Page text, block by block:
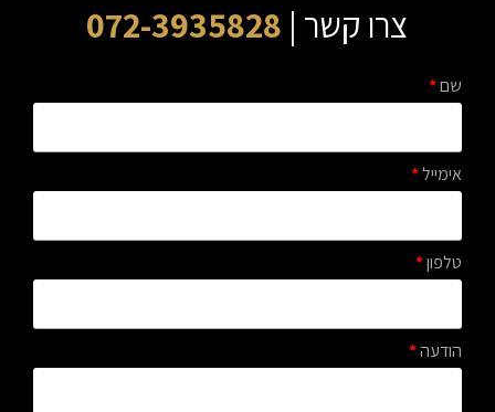
צרו קשר | 072-3935828
שם*
אימייל*
טלפון*
הודעה*